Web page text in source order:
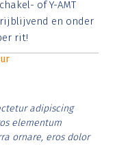
posuere.
of Y-AMT
en onder
rit!
adipiscing
elementum
ornare, eros dolor